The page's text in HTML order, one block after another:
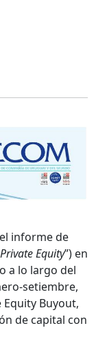
informe de
Private Equity”) en
a lo largo del
setiembre,
Buyout,
de capital con